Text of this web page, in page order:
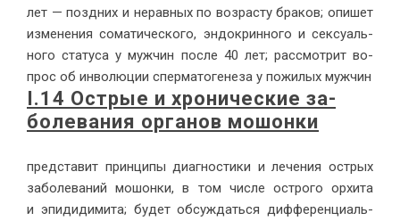
лет — позд­них и нерав­ных по воз­рас­ту бра­ков; опи­шет
из­ме­не­ния со­ма­ти­че­ско­го, эн­до­крин­но­го и сек­су­аль­
но­го ста­ту­са у муж­чин по­сле 40 лет; рас­смот­рит во­
прос об ин­во­лю­ции спер­ма­то­ге­не­за у по­жи­лых муж­чин
I.14 Ост­рые и хро­ни­че­ские за­
боле­ва­ния ор­га­нов мо­шон­ки
пред­ста­вит прин­ци­пы ди­а­гно­сти­ки и ле­че­ния ост­рых
за­боле­ва­ний мо­шон­ки, в том чис­ле остро­го ор­хи­та
и эпи­ди­ди­ми­та; бу­дет об­суж­дать­ся диф­фе­рен­ци­аль­